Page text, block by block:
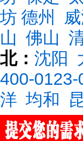
坊 德州
山 佛山
北： 沈阳
400-0123-
洋 均和